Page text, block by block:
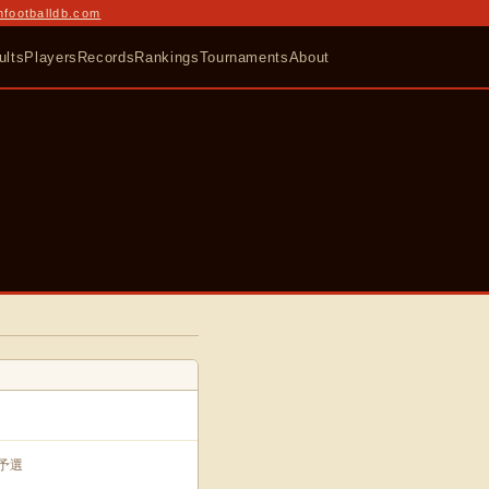
Players RecordsRankingsTournamentsAbout
選